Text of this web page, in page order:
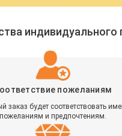
индивидуального
пожеланиям
заказ будет соответствовать
пожеланиям и предпочтениям.